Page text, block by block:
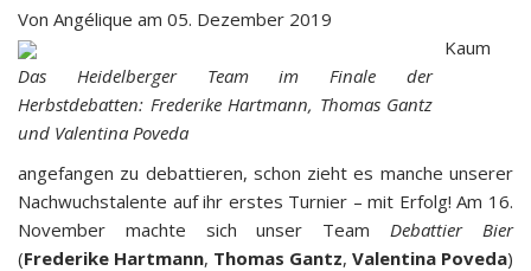
Von Angélique am 05. Dezember 2019
Das Heidelberger Team im Finale der
Herbstdebatten: Frederike Hartmann, Thomas Gantz
und Valentina Poveda
Kaum
angefangen zu debattieren, schon zieht es manche unserer
Nachwuchstalente auf ihr erstes Turnier – mit Erfolg! Am 16.
November machte sich unser Team Debattier Bier
(Frederike Hartmann, Thomas Gantz, Valentina Poveda)